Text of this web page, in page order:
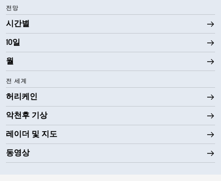
전망
시간별
10일
월
전 세계
허리케인
악천후 기상
레이더 및 지도
동영상